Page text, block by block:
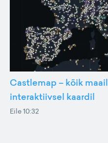
Castlemap – kõik
interaktiivsel kaardil
Eile 10:32